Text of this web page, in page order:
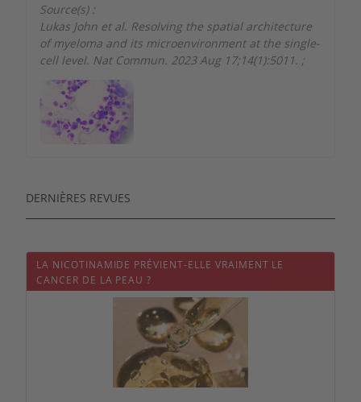
Source(s) :
Lukas John et al. Resolving the spatial architecture
of myeloma and its microenvironment at the single-
cell level. Nat Commun. 2023 Aug 17;14(1):5011.
;
DERNIÈRES REVUES
LA NICOTINAMIDE PRÉVIENT-ELLE VRAIMENT LE
CANCER DE LA PEAU ?